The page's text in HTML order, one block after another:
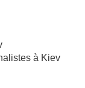
à Kiev